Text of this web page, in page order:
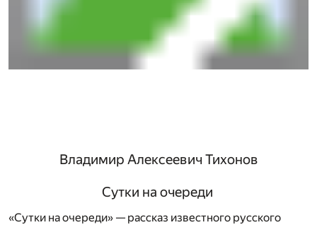
Владимир Алексеевич Тихонов
Сутки на очереди
«Сутки на очереди» — рассказ известного русского